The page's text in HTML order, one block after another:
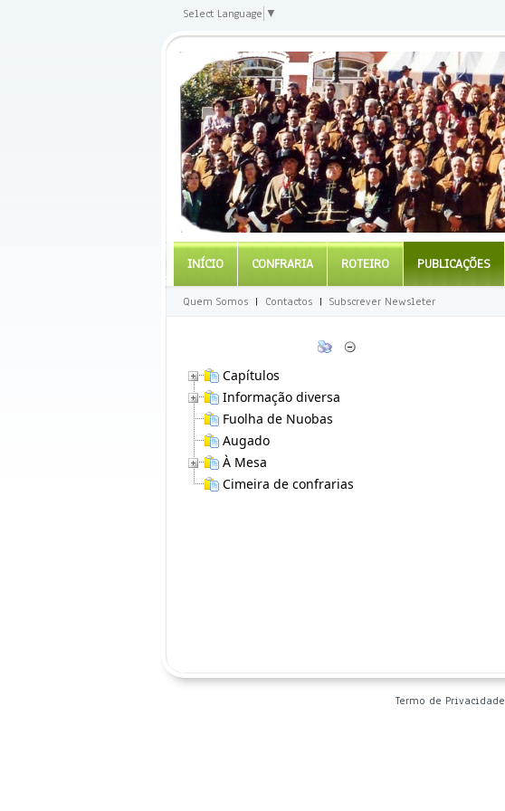
Select Language ▼
INÍCIO CONFRARIA ROTEIRO PUBLICAÇÕES
Quem Somos| Contactos| Subscrever Newsleter
Capítulos
Informação diversa
Fuolha de Nuobas
Augado
À Mesa
Cimeira de confrarias
Termo de Privacidade